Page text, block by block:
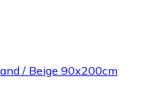
/ Beige 90x200cm